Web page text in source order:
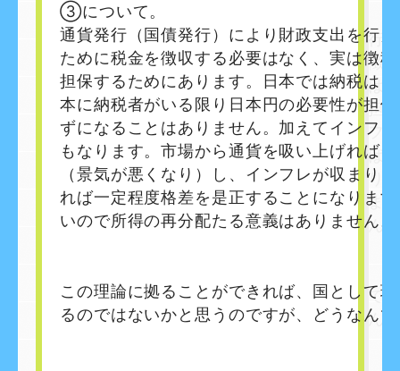
③について。
通貨発行（国債発行）により財政支出を行
ために税金を徴収する必要はなく、実は徴
担保するためにあります。日本では納税は
本に納税者がいる限り日本円の必要性が担
ずになることはありません。 加えてインフ
もなります。市場から通貨を吸い上げれば
（景気が悪くなり）し、インフレが収まり
れば一定程度格差を是正することになりま
いので所得の再分配たる意義はありません。
この理論に拠ることができれば、国として
るのではないかと思うのですが、どうなん